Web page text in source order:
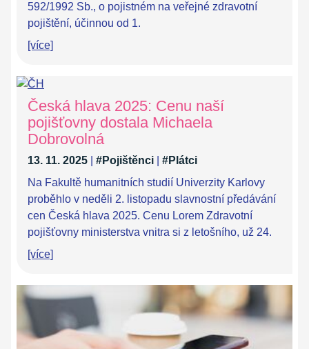
592/1992 Sb., o pojistném na veřejné zdravotní
pojištění, účinnou od 1.
[více]
Česká hlava 2025: Cenu naší
pojišťovny dostala Michaela
Dobrovolná
13. 11. 2025 #Pojištěnci
#Plátci
Na Fakultě humanitních studií Univerzity Karlovy
proběhlo v neděli 2. listopadu slavnostní předávání
cen Česká hlava 2025. Cenu Lorem Zdravotní
pojišťovny ministerstva vnitra si z letošního, už 24.
[více]